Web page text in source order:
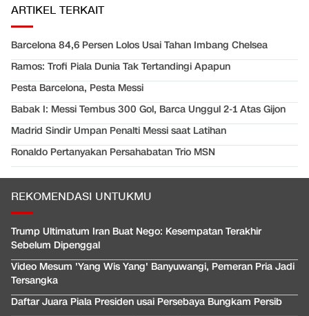
ARTIKEL TERKAIT
Barcelona 84,6 Persen Lolos Usai Tahan Imbang Chelsea
Ramos: Trofi Piala Dunia Tak Tertandingi Apapun
Pesta Barcelona, Pesta Messi
Babak I: Messi Tembus 300 Gol, Barca Unggul 2-1 Atas Gijon
Madrid Sindir Umpan Penalti Messi saat Latihan
Ronaldo Pertanyakan Persahabatan Trio MSN
REKOMENDASI UNTUKMU
Trump Ultimatum Iran Buat Nego: Kesempatan Terakhir
Sebelum Dipenggal
Video Mesum 'Yang Wis Yang' Banyuwangi, Pemeran Pria Jadi
Tersangka
Daftar Juara Piala Presiden usai Persebaya Bungkam Persib